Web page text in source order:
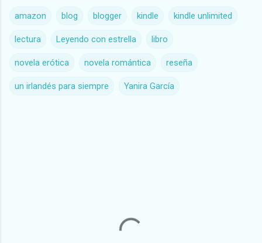
amazon blog blogger kindle kindle unlimited
lectura Leyendo con estrella libro
novela erótica novela romántica reseña
un irlandés para siempre Yanira García